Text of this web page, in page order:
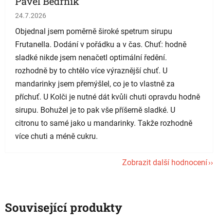
Hodnocení obchodu je 5 z 5 hvězdiček.
24.7.2026
Objednal jsem poměrně široké spetrum sirupu
Frutanella. Dodání v pořádku a v čas. Chuť: hodně
sladké nikde jsem nenačetl optimální ředění.
rozhodně by to chtělo více výraznější chuť. U
mandarinky jsem přemýšlel, co je to vlastně za
příchuť. U Kolči je nutné dát kvůli chuti opravdu hodně
sirupu. Bohužel je to pak vše příšerně sladké. U
citronu to samé jako u mandarinky. Takže rozhodně
více chuti a méně cukru.
Zobrazit další hodnocení
Související produkty